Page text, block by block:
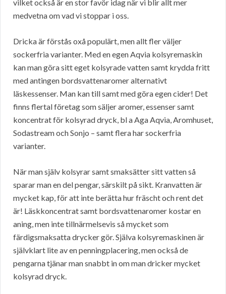
vilket också är en stor favör idag när vi blir allt mer
medvetna om vad vi stoppar i oss.
Dricka är förstås oxå populärt, men allt fler väljer
sockerfria varianter. Med en egen Aqvia kolsyremaskin
kan man göra sitt eget kolsyrade vatten samt krydda fritt
med antingen bordsvattenaromer alternativt
läskessenser. Man kan till samt med göra egen cider! Det
finns flertal företag som säljer aromer, essenser samt
koncentrat för kolsyrad dryck, bl a Aga Aqvia, Aromhuset,
Sodastream och Sonjo – samt flera har sockerfria
varianter.
När man själv kolsyrar samt smaksätter sitt vatten så
sparar man en del pengar, särskilt på sikt. Kranvatten är
mycket kap, för att inte berätta hur fräscht och rent det
är! Läskkoncentrat samt bordsvattenaromer kostar en
aning, men inte tillnärmelsevis så mycket som
färdigsmaksatta drycker gör. Själva kolsyremaskinen är
självklart lite av en penningplacering, men också de
pengarna tjänar man snabbt in om man dricker mycket
kolsyrad dryck.